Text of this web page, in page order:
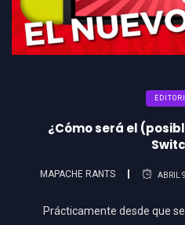
¿Cómo será el
MAPACHE RANTS ABRIL
Prácticamente desde que